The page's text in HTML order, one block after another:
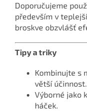
Doporučujeme
především v
broskve obzvlášť
Tipy a triky
Kombinujte s
větší účinnost.
Výborné jako
háček.